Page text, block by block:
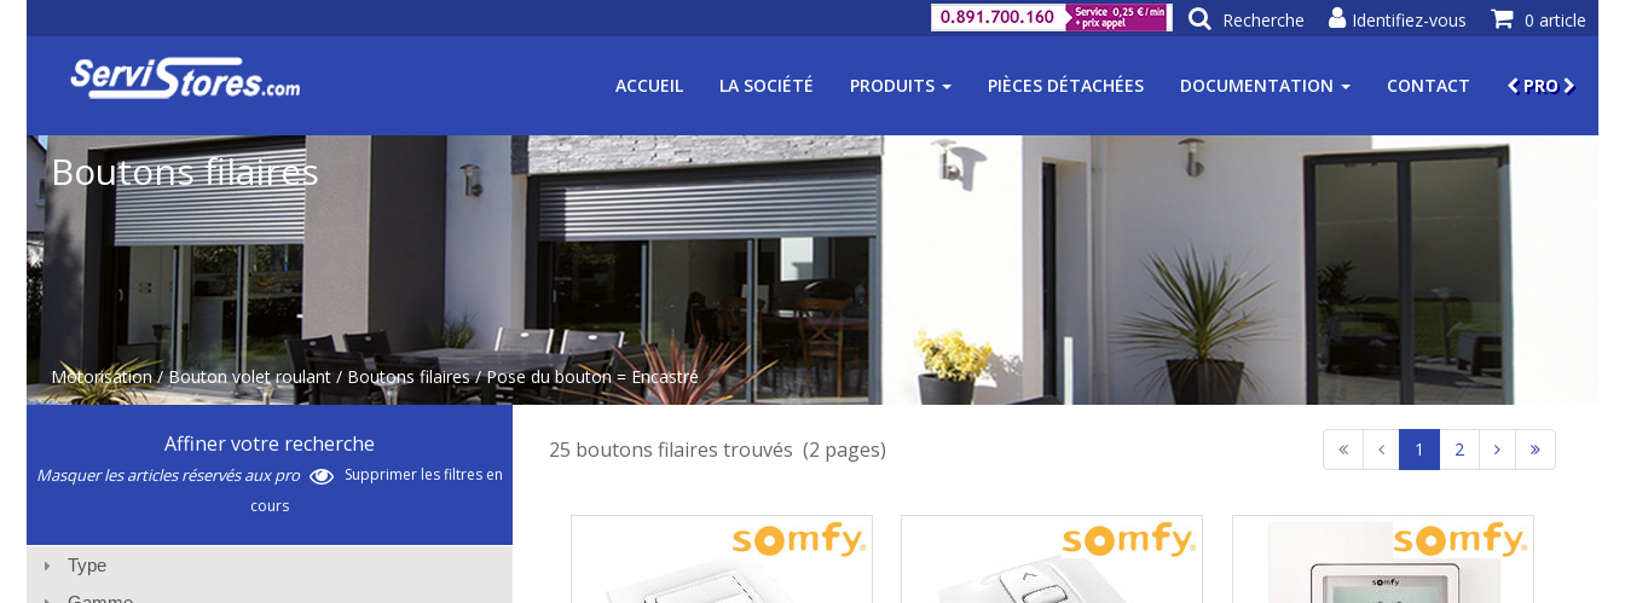
0 article
Identifiez-vous
Recherche
ACCUEIL LA SOCIÉTÉ PRODUITS PIÈCES DÉTACHÉES DOCUMENTATION CONTACT PRO
Boutons filaires
Motorisation /Bouton volet roulant / Boutons filaires / Pose du bouton = Encastré
Affiner votre recherche
Masquer les articles réservés aux pro
Supprimer les filtres en
cours
Type
25 boutons filaires trouvés (2 pages) 1 2